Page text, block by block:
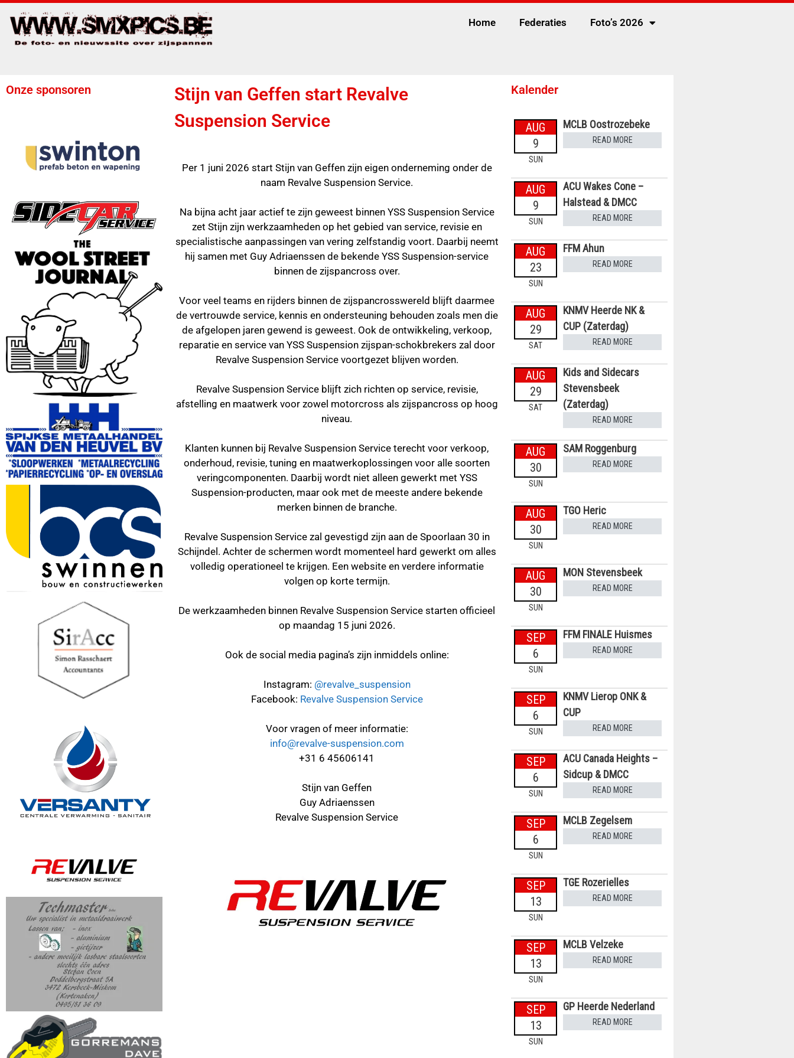
Home Federaties Foto’s 2026
Onze sponsoren
Stijn van Geffen start Revalve
Suspension Service
Per 1 juni 2026 start Stijn van Geffen zijn eigen onderneming onder de
naam Revalve Suspension Service.
Na bijna acht jaar actief te zijn geweest binnen YSS Suspension Service
zet Stijn zijn werkzaamheden op het gebied van service, revisie en
specialistische aanpassingen van vering zelfstandig voort. Daarbij neemt
hij samen met Guy Adriaenssen de bekende YSS Suspension-service
binnen de zijspancross over.
Voor veel teams en rijders binnen de zijspancrosswereld blijft daarmee
de vertrouwde service, kennis en ondersteuning behouden zoals men die
de afgelopen jaren gewend is geweest. Ook de ontwikkeling, verkoop,
reparatie en service van YSS Suspension zijspan-schokbrekers zal door
Revalve Suspension Service voortgezet blijven worden.
Revalve Suspension Service blijft zich richten op service, revisie,
afstelling en maatwerk voor zowel motorcross als zijspancross op hoog
niveau.
Klanten kunnen bij Revalve Suspension Service terecht voor verkoop,
onderhoud, revisie, tuning en maatwerkoplossingen voor alle soorten
veringcomponenten. Daarbij wordt niet alleen gewerkt met YSS
Suspension-producten, maar ook met de meeste andere bekende
merken binnen de branche.
Revalve Suspension Service zal gevestigd zijn aan de Spoorlaan 30 in
Schijndel. Achter de schermen wordt momenteel hard gewerkt om alles
volledig operationeel te krijgen. Een website en verdere informatie
volgen op korte termijn.
De werkzaamheden binnen Revalve Suspension Service starten officieel
op maandag 15 juni 2026.
Ook de social media pagina’s zijn inmiddels online:
Instagram: @revalve_suspension
Facebook: Revalve Suspension Service
Voor vragen of meer informatie:
info@revalve-suspension.com
+31 6 45606141
Stijn van Geffen
Guy Adriaenssen
Revalve Suspension Service
Kalender
AUG
9
SUN
MCLB Oostrozebeke
READ MORE
AUG
9
SUN
ACU Wakes Cone –
Halstead & DMCC
READ MORE
AUG
23
SUN
FFM Ahun
READ MORE
AUG
29
SAT
KNMV Heerde NK &
CUP (Zaterdag)
READ MORE
AUG
29
SAT
Kids and Sidecars
Stevensbeek
(Zaterdag)
READ MORE
AUG
30
SUN
SAM Roggenburg
READ MORE
AUG
30
SUN
TGO Heric
READ MORE
AUG
30
SUN
MON Stevensbeek
READ MORE
SEP
6
SUN
FFM FINALE Huismes
READ MORE
SEP
6
SUN
KNMV Lierop ONK &
CUP
READ MORE
SEP
6
SUN
ACU Canada Heights –
Sidcup & DMCC
READ MORE
SEP
6
SUN
MCLB Zegelsem
READ MORE
SEP
13
SUN
TGE Rozerielles
READ MORE
SEP
13
SUN
MCLB Velzeke
READ MORE
SEP
13
SUN
GP Heerde Nederland
READ MORE